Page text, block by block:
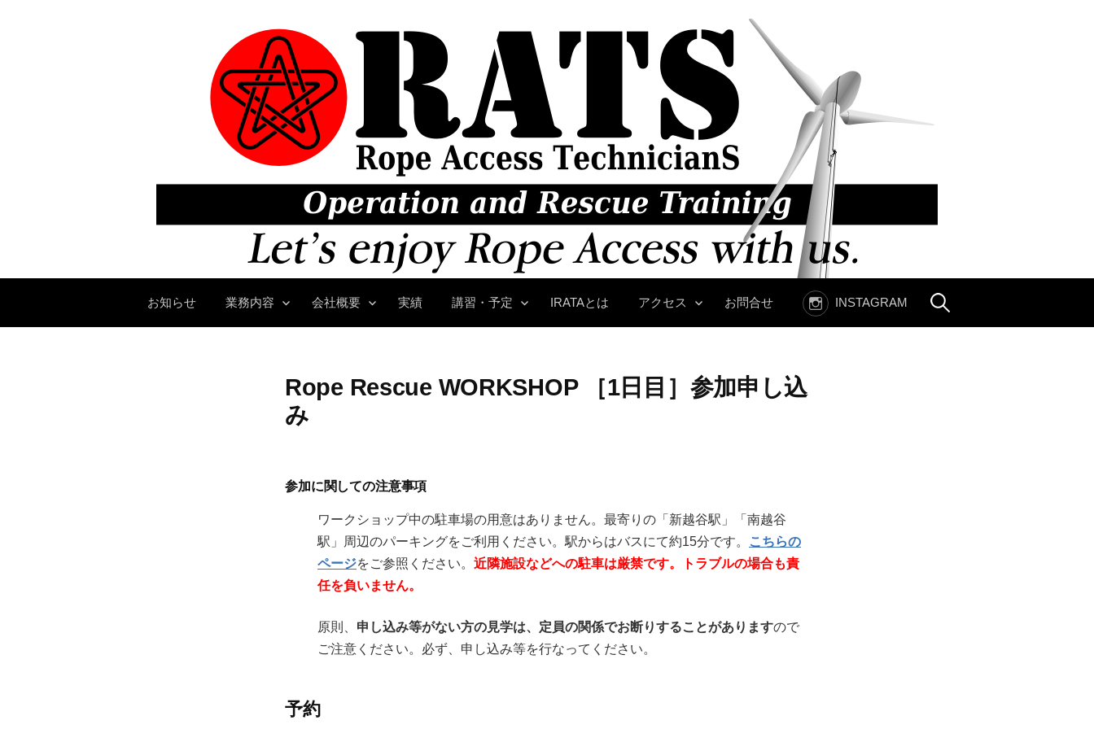
お知らせ 業務内容 会社概要 実績 講習・予定 IRATAとは アクセス お問合せ INSTAGRAM 検
Rope Rescue WORKSHOP ［1日目］参加申し込
み
参加に関しての注意事項
ワークショップ中の駐車場の用意はありません。最寄りの「新越谷駅」「南越谷
駅」周辺のパーキングをご利用ください。駅からはバスにて約15分です。
こちらの
ページをご参照ください。 近隣施設などへの駐車は厳禁です。トラブルの場合も責
任を負いません。
原則、 申し込み等がない方の見学は、定員の関係でお断りすることがありますので
ご注意ください。必ず、申し込み等を行なってください。
予約